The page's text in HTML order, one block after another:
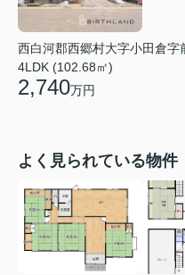
西白河郡西郷村大字小田倉字
4LDK (102.68㎡)
2,740万円
よく見られている物件